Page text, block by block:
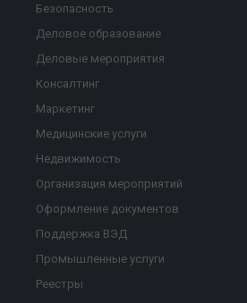
Безопасность
Деловое образование
Деловые мероприятия
Консалтинг
Маркетинг
Медицинские услуги
Недвижимость
Организация мероприятий
Оформление документов
Поддержка ВЭД
Промышленные услуги
Реестры